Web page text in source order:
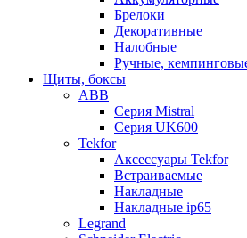
Брелоки
Декоративные
Налобные
Ручные,
Щиты, боксы
ABB
Серия Mistral
Серия UK600
Tekfor
Аксессуары Tekfor
Встраиваемые
Накладные
Накладные ip65
Legrand